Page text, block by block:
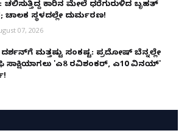
ಚಲಿಸುತ್ತಿದ್ದ ಕಾರಿನ ಮೇಲೆ ಧರೆಗುರುಳಿದ ಬೃಹತ್
ಸ್ಥಳದಲ್ಲೇ ದುರ್ಮರಣ!
07, 2026
ಮತ್ತಷ್ಟು ಸಂಕಷ್ಟ: ಪ್ರದೋಷ್ ಬೆನ್ನಲ್ಲೇ
ಸಾಕ್ಷಿಯಾಗಲು 'ಎ8 ರವಿಶಂಕರ್, ಎ10 ವಿನಯ್'